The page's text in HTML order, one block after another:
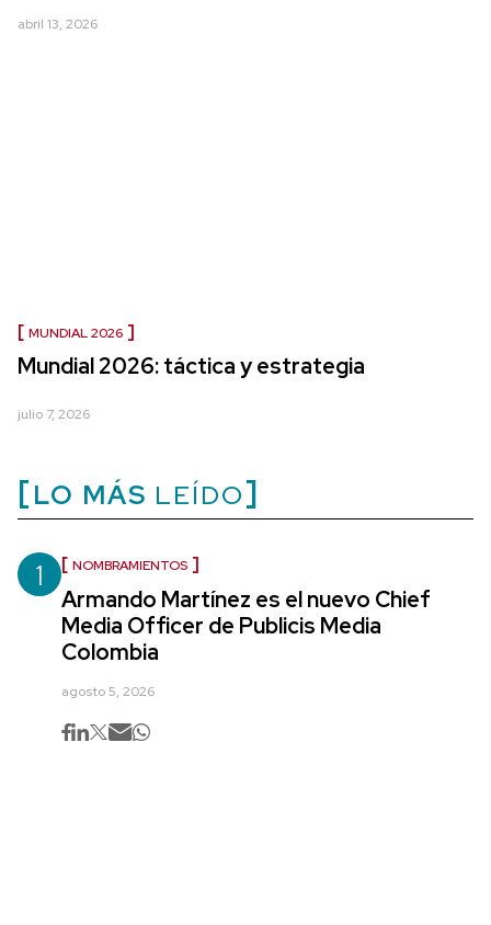
abril 13, 2026
MUNDIAL 2026
Mundial 2026: táctica y estrategia
julio 7, 2026
LO MÁS LEÍDO
1 NOMBRAMIENTOS
Armando Martínez es el nuevo Chief
Media Officer de Publicis Media
Colombia
agosto 5, 2026